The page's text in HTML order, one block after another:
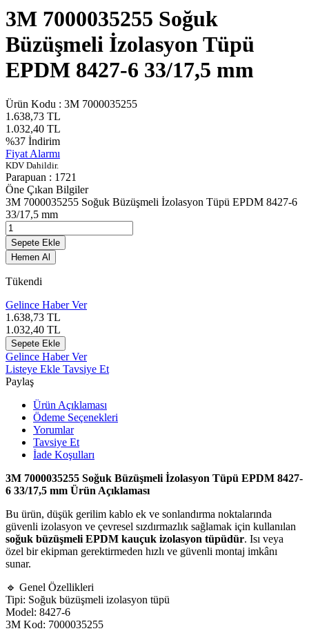
3M 7000035255 Soğuk
Büzüşmeli İzolasyon Tüpü
EPDM 8427-6 33/17,5 mm
Ürün Kodu : 3M 7000035255
1.638,73 TL
1.032,40 TL
%37 İndirim
Fiyat Alarmı
KDV Dahildir.
Parapuan : 1721
Öne Çıkan Bilgiler
3M 7000035255 Soğuk Büzüşmeli İzolasyon Tüpü EPDM 8427-6
33/17,5 mm
Sepete Ekle
Hemen Al
Tükendi
Gelince Haber Ver
1.638,73 TL
1.032,40 TL
Sepete Ekle
Gelince Haber Ver
Listeye Ekle Tavsiye Et
Paylaş
Ürün Açıklaması
Ödeme Seçenekleri
Yorumlar
Tavsiye Et
İade Koşulları
3M 7000035255 Soğuk Büzüşmeli İzolasyon Tüpü EPDM 8427-
6 33/17,5 mm Ürün Açıklaması
Bu ürün, düşük gerilim kablo ek ve sonlandırma noktalarında
güvenli izolasyon ve çevresel sızdırmazlık sağlamak için kullanılan
soğuk büzüşmeli EPDM kauçuk izolasyon tüpüdür. Isı veya
özel bir ekipman gerektirmeden hızlı ve güvenli montaj imkânı
sunar.
🔹 Genel Özellikleri
Tipi: Soğuk büzüşmeli izolasyon tüpü
Model: 8427-6
3M Kod: 7000035255